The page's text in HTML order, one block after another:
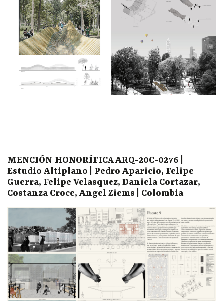
MENCIÓN HONORÍFICA ARQ-20C-0276 |
Estudio Altiplano | Pedro Aparicio, Felipe
Guerra, Felipe Velasquez, Daniela Cortazar,
Costanza Croce, Angel Ziems | Colombia